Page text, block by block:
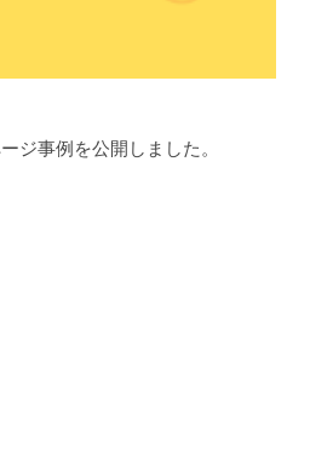
ジ事例を公開しました。